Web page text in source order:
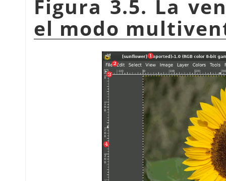
Figura 3.5. La
el modo